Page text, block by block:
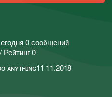
0 сообщений
Рейтинг 0
ᴀɴʏᴛʜɪɴɢ11.11.2018